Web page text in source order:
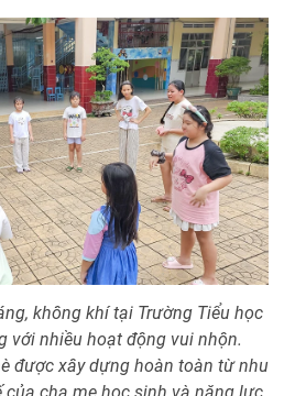
không khí tại Trường Tiểu học
với nhiều hoạt động vui nhộn.
được xây dựng hoàn toàn từ nhu